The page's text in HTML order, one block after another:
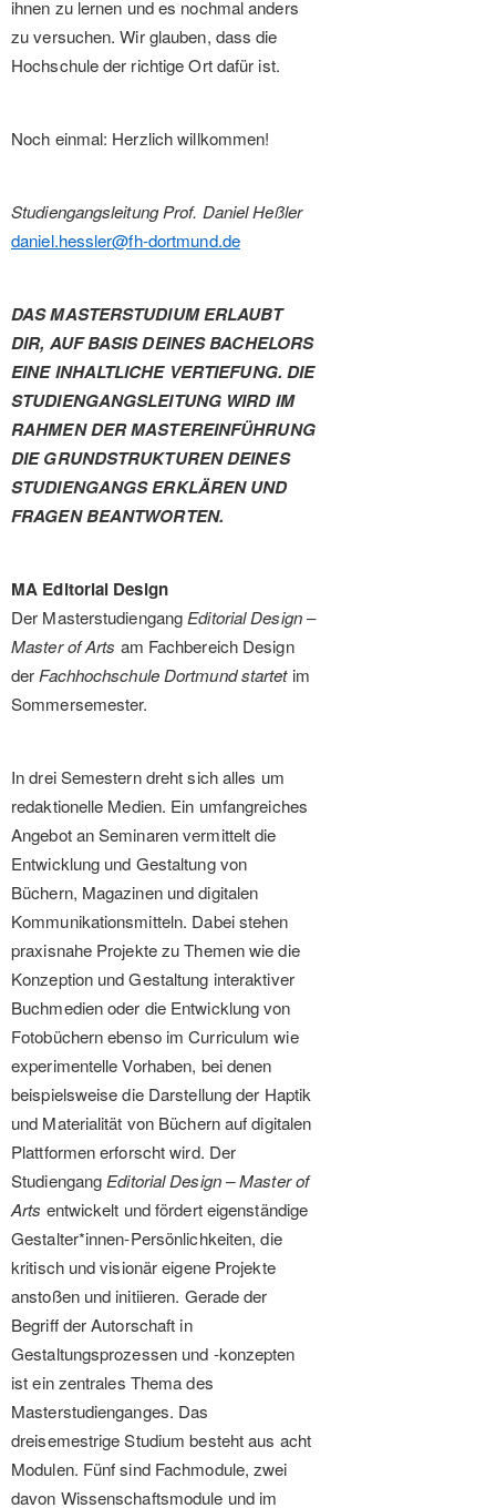
ihnen zu lernen und es nochmal anders
zu versuchen. Wir glauben, dass die
Hochschule der richtige Ort dafür ist.
Noch einmal: Herzlich willkommen!
Studiengangsleitung Prof. Daniel Heßler
daniel.hessler@fh-dortmund.de
DAS MASTERSTUDIUM ERLAUBT
DIR, AUF BASIS DEINES BACHELORS
EINE INHALTLICHE VERTIEFUNG. DIE
STUDIENGANGSLEITUNG WIRD IM
RAHMEN DER MASTEREINFÜHRUNG
DIE GRUNDSTRUKTUREN DEINES
STUDIENGANGS ERKLÄREN UND
FRAGEN BEANTWORTEN.
MA Editorial Design
Der Masterstudiengang Editorial Design–
Master of Arts am Fachbereich Design
der Fachhochschule Dortmund startet im
Sommersemester.
In drei Semestern dreht sich alles um
redaktionelle Medien. Ein umfangreiches
Angebot an Seminaren vermittelt die
Entwicklung und Gestaltung von
Büchern, Magazinen und digitalen
Kommunikationsmitteln. Dabei stehen
praxisnahe Projekte zu Themen wie die
Konzeption und Gestaltung interaktiver
Buchmedien oder die Entwicklung von
Fotobüchern ebenso im Curriculum wie
experimentelle Vorhaben, bei denen
beispielsweise die Darstellung der Haptik
und Materialität von Büchern auf digitalen
Plattformen erforscht wird. Der
Studiengang Editorial Design– Master of
Arts entwickelt und fördert eigenständige
Gestalter*innen-Persönlichkeiten, die
kritisch und visionär eigene Projekte
anstoßen und initiieren. Gerade der
Begriff der Autorschaft in
Gestaltungsprozessen und -konzepten
ist ein zentrales Thema des
Masterstudienganges. Das
dreisemestrige Studium besteht aus acht
Modulen. Fünf sind Fachmodule, zwei
davon Wissenschaftsmodule und im